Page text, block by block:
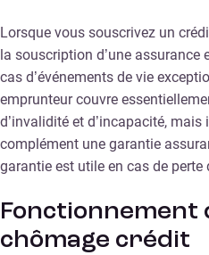
Lorsque vous souscrivez un
la souscription d’une assurance
cas d’événements de vie
emprunteur couvre
d’invalidité et d’incapacité,
complément une garantie
garantie est utile en cas de perte
Fonctionnement
chômage crédit